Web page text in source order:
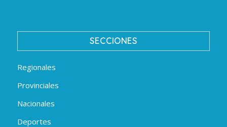
SECCIONES
Regionales
Provinciales
Nacionales
Deportes